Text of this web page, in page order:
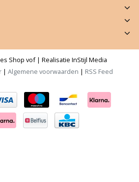
Shop vof | Realisatie InStijl Media
| Algemene voorwaarden | RSS Feed